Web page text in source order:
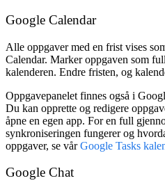
Google Calendar
Alle oppgaver med en frist vises
Calendar. Marker oppgaven som
kalenderen. Endre fristen, og
Oppgavepanelet finnes også i
Du kan opprette og redigere
åpne en egen app. For en full
synkroniseringen fungerer og
oppgaver, se vårGoogle Tasks
Google Chat